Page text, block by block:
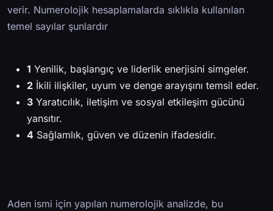
verir. Numerolojik hesaplamalarda sıklıkla kullanılan
temel sayılar şunlardır
1 Yenilik, başlangıç ve liderlik enerjisini simgeler.
2 İkili ilişkiler, uyum ve denge arayışını temsil eder.
3 Yaratıcılık, iletişim ve sosyal etkileşim gücünü
yansıtır.
4 Sağlamlık, güven ve düzenin ifadesidir.
Aden ismi için yapılan numerolojik analizde, bu